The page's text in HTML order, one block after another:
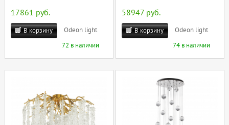
17861 руб.
В корзину
Odeon light
72 в наличии
58947 руб.
В корзину
Odeon light
74 в наличии